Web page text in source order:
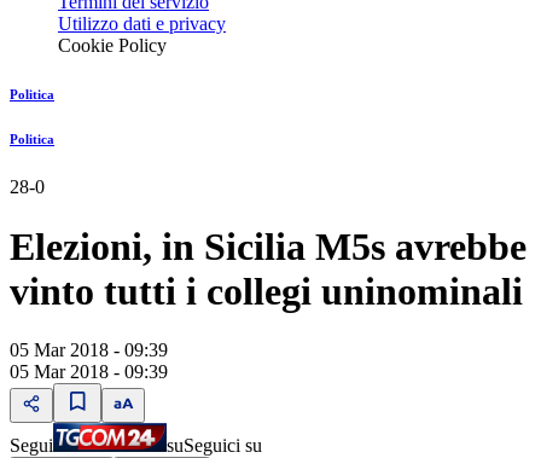
Utilizzo dati e privacy
Cookie Policy
Politica
Politica
28-0
Elezioni, in Sicilia M5s avrebbe
vinto tutti i collegi uninominali
05 Mar 2018 - 09:39
05 Mar 2018 - 09:39
Segui suSeguici su